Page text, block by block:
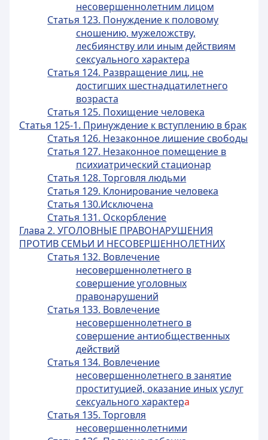
несовершеннолетним лицом
Статья 123. Понуждение к половому
сношению, мужеложству,
лесбиянству или иным действиям
сексуального характера
Статья 124. Развращение лиц, не
достигших шестнадцатилетнего
возраста
Статья 125. Похищение человека
Статья 125-1. Принуждение к вступлению в брак
Статья 126. Незаконное лишение свободы
Статья 127. Незаконное помещение в
психиатрический стационар
Статья 128. Торговля людьми
Статья 129. Клонирование человека
Статья 130.Исключена
Статья 131. Оскорбление
Глава 2. УГОЛОВНЫЕ ПРАВОНАРУШЕНИЯ
ПРОТИВ СЕМЬИ И НЕСОВЕРШЕННОЛЕТНИХ
Статья 132. Вовлечение
несовершеннолетнего в
совершение уголовных
правонарушений
Статья 133. Вовлечение
несовершеннолетнего в
совершение антиобщественных
действий
Статья 134. Вовлечение
несовершеннолетнего в занятие
проституцией, оказание иных услуг
сексуального характера
Статья 135. Торговля
несовершеннолетними